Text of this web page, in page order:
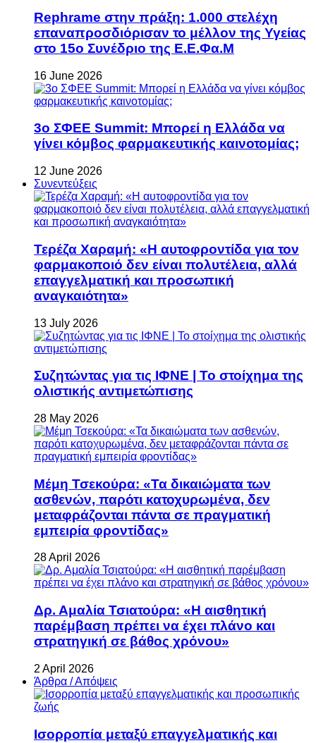
Rephrame στην πράξη: 1.000 στελέχη
επαναπροσδιόρισαν το μέλλον της Υγείας
στο 15ο Συνέδριο της Ε.Ε.Φα.Μ
16 June 2026
3ο ΣΦΕΕ Summit: Μπορεί η Ελλάδα να
γίνει κόμβος φαρμακευτικής καινοτομίας;
12 June 2026
Συνεντεύξεις
Τερέζα Χαραμή: «Η αυτοφροντίδα για τον
φαρμακοποιό δεν είναι πολυτέλεια, αλλά
επαγγελματική και προσωπική
αναγκαιότητα»
13 July 2026
Συζητώντας για τις ΙΦΝΕ | Το στοίχημα της
ολιστικής αντιμετώπισης
28 May 2026
Μέμη Τσεκούρα: «Τα δικαιώματα των
ασθενών, παρότι κατοχυρωμένα, δεν
μεταφράζονται πάντα σε πραγματική
εμπειρία φροντίδας»
28 April 2026
Δρ. Αμαλία Τσιατούρα: «Η αισθητική
παρέμβαση πρέπει να έχει πλάνο και
στρατηγική σε βάθος χρόνου»
2 April 2026
Άρθρα / Απόψεις
Ισορροπία μεταξύ επαγγελματικής και